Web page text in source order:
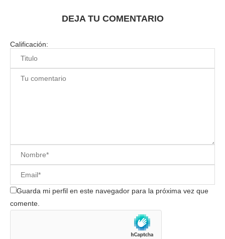
DEJA TU COMENTARIO
Calificación:
Guarda mi perfil en este navegador para la próxima vez que
comente.